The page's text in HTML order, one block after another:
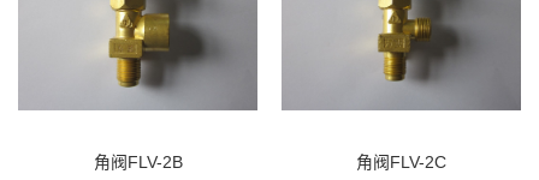
角阀FLV-2B 角阀FLV-2C